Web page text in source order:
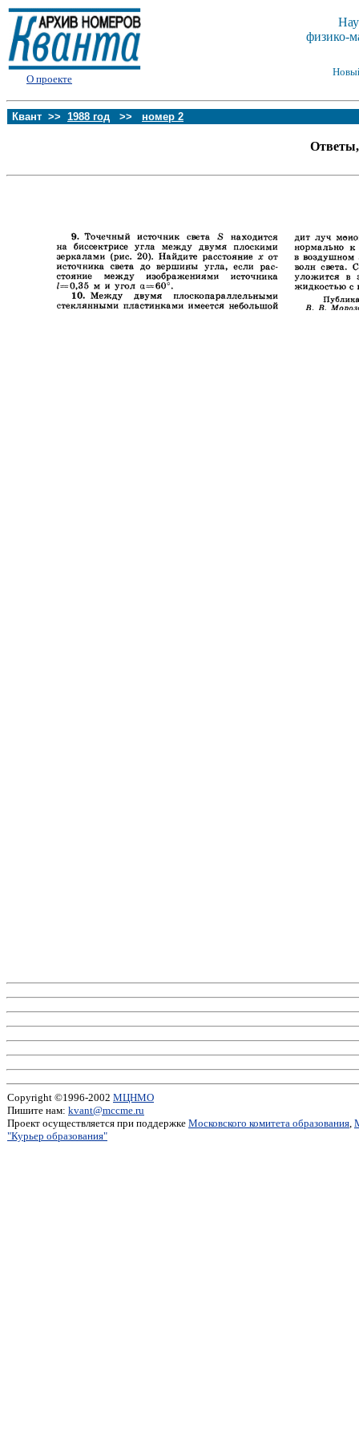
О проекте
физико-
Квант >> 1988 год >> номер 2
Ответы,
Copyright ©1996-2002 МЦНМО
Пишите нам: kvant@mccme.ru
Проект осуществляется при поддержке Московского комитета образования,
"Курьер образования"